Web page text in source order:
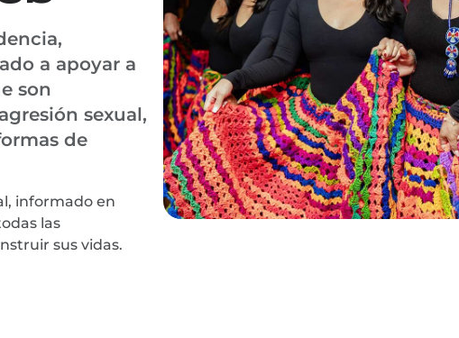
a apoyar a
son
sexual,
de
informado en
las
sus vidas.